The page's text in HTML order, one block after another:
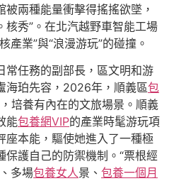
兩種能量衝擊得搖搖欲墜，
秀”。在北汽越野車智能工場
產業”與“浪漫游玩”的碰撞。
常任務的副部長，區文明和游
海珀先容，2026年，順義區包
培養有內在的文旅場景。順義
能包養網VIP的產業時髦游玩項
座本能，驅使她進入了一種極
護自己的防禦機制。“票根經
多場包養女人景、 包養一個月